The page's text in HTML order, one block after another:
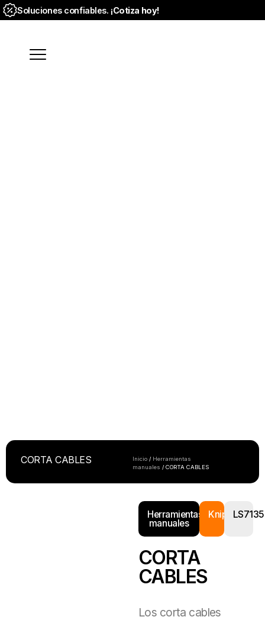
Soluciones confiables. ¡Cotiza hoy!
CORTA CABLES Inicio / Herramientas
manuales / CORTA CABLES
Herramientas
manuales
Knipex
CORTA
CABLES
Los corta cables